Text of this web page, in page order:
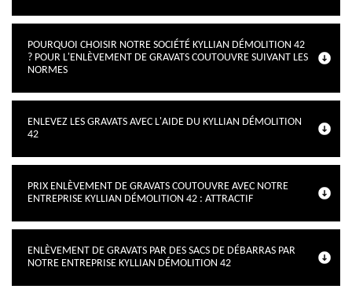
POURQUOI CHOISIR NOTRE SOCIÉTÉ KYLLIAN DÉMOLITION 42
? POUR L'ENLÈVEMENT DE GRAVATS COUTOUVRE SUIVANT LES
NORMES
ENLEVEZ LES GRAVATS AVEC L'AIDE DU KYLLIAN DÉMOLITION
42
PRIX ENLÈVEMENT DE GRAVATS COUTOUVRE AVEC NOTRE
ENTREPRISE KYLLIAN DÉMOLITION 42 : ATTRACTIF
ENLÈVEMENT DE GRAVATS PAR DES SACS DE DÉBARRAS PAR
NOTRE ENTREPRISE KYLLIAN DÉMOLITION 42